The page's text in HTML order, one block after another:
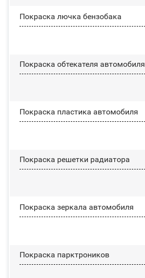
Покраска лючка бензобака
Покраска обтекателя автомобиля
Покраска пластика автомобиля
Покраска решетки радиатора
Покраска зеркала автомобиля
Покраска парктроников